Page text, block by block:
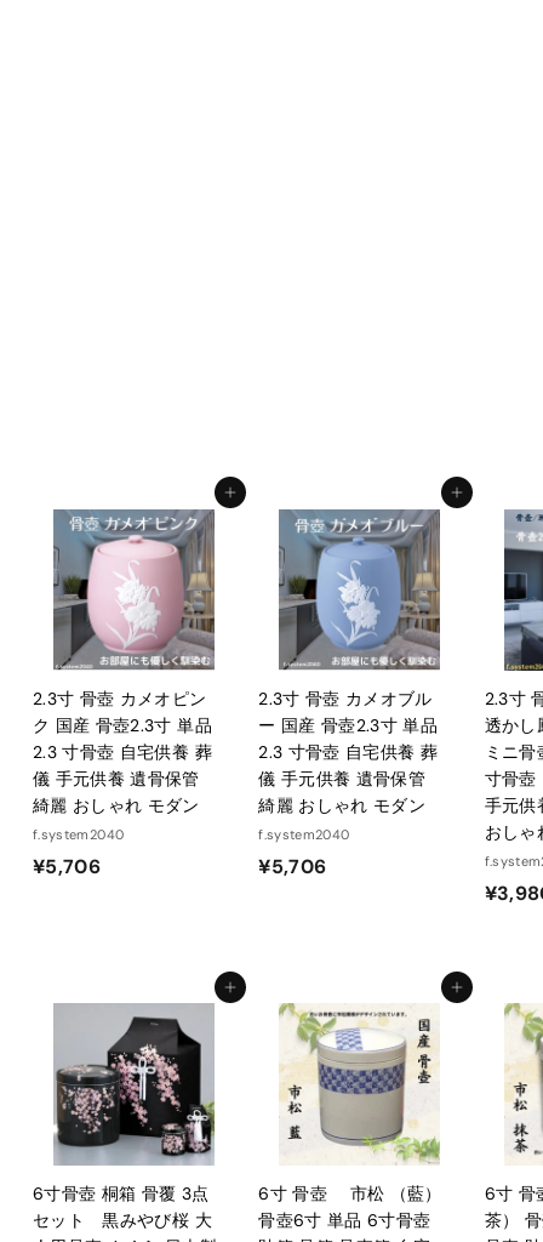
0
0
0
カートに入れる
2.3寸 骨壺 カメオピン
ク 国産 骨壺2.3寸 単品
2.3 寸骨壺 自宅供養 葬
儀 手元供養 遺骨保管
綺麗 おしゃれ モダン
f.system2040
¥5,706¥
カートに入れる
2.3寸 骨壺 カメオブル
ー 国産 骨壺2.3寸 単品
2.3 寸骨壺 自宅供養 葬
儀 手元供養 遺骨保管
綺麗 おしゃれ モダン
f.system2040
¥5,706¥
6
2.3寸
透かし
ミニ
寸骨壺
手元供
おしゃ
カートに入れる
6寸骨壺 桐箱 骨覆 3点
セット 黒みやび桜 大
カートに入れる
6寸 骨壺 市松 （藍）
骨壺6寸 単品 6寸骨壺
6寸
茶）